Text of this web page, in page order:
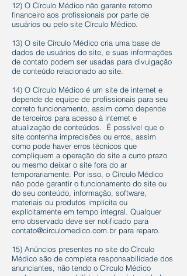
12) O Círculo Médico não garante retorno
financeiro aos profissionais por parte de
usuários ou pelo site Círculo Médico.
13) O site Círculo Médico cria uma base de
dados de usuários do site, e suas informações
de contato podem ser usadas para divulgação
de conteúdo relacionado ao site.
14) O Círculo Médico é um site de internet e
depende de equipe de profissionais para seu
correto funcionamento, assim como depende
de terceiros para acesso à internet e
atualização de conteúdos. É possível que o
site contenha imprecisões ou erros, assim
como pode haver erros técnicos que
compliquem a operação do site a curto prazo
ou mesmo deixar o site fora do ar
temporariamente. Por isso, o Círculo Médico
não pode garantir o funcionamento do site ou
do seu conteúdo, informação, software,
materiais ou produtos implícita ou
explicitamente em tempo integral. Qualquer
erro observado deve ser notificado para
contato@circulomedico.com.br para reparo.
15) Anúncios presentes no site do Círculo
Médico são de completa responsabilidade dos
anunciantes, não tendo o Círculo Médico